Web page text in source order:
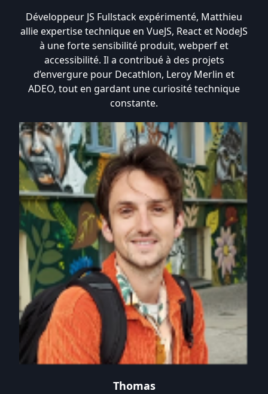
Développeur JS Fullstack expérimenté, Matthieu
allie expertise technique en VueJS, React et NodeJS
à une forte sensibilité produit, webperf et
accessibilité. Il a contribué à des projets
d’envergure pour Decathlon, Leroy Merlin et
ADEO, tout en gardant une curiosité technique
constante.
Thomas